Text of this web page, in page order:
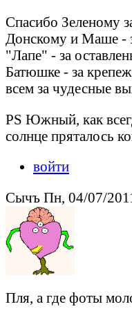
Спасибо Зеленому
Донскому и Маше -
"Лапе" - за
Батюшке - за
всем за чудесные
PS Южный, как
солнце пряталось
войти
Сычъ Пн, 04/07/
Пля, а где фоты